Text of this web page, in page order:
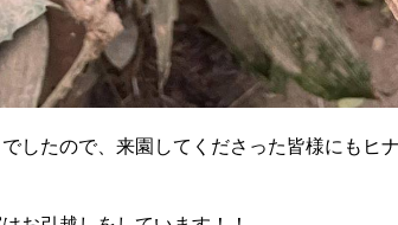
したので、来園してくださった皆様にもヒ